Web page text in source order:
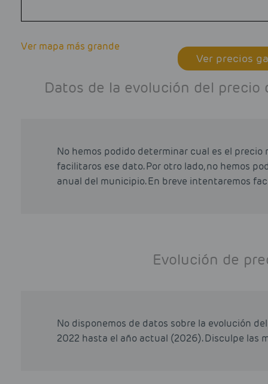
Ver mapa más grande
Ver precios
Datos de la evolución del precio
No hemos podido determinar cual es el
facilitaros ese dato. Por otro lado, no hemos
anual del municipio. En breve intentaremos
Evolución de
No disponemos de datos sobre la evolución
2022 hasta el año actual (2026). Disculpe las